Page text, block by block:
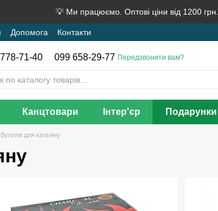
💡 Ми працюємо. Оптові ціни від 1200
Допомога Контакти
71-40 099 658-29-77 Передзвонити вам?
Канцтовари Інтер'єр Подарунки
Вугілля для кальяну